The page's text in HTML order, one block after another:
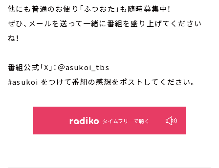
他にも普通のお便り「ふつおた」も随時募集中！
ぜひ、メールを送って一緒に番組を盛り上げてください
ね！
番組公式「X」：＠asukoi_tbs
#asukoi をつけて番組の感想をポストしてください。
タイムフリーで聴く